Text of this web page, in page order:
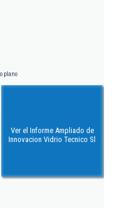
plano
Ver el Informe Ampliado de
Innovacion Vidrio Tecnico Sl